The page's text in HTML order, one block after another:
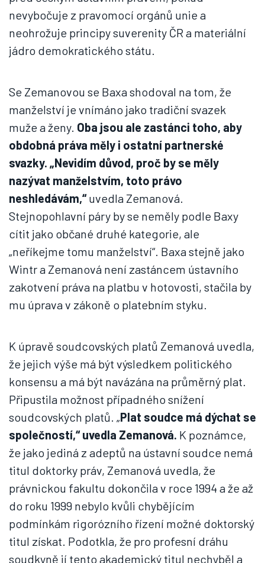
nevybočuje z pravomocí orgánů unie a
neohrožuje principy suverenity ČR a materiální
jádro demokratického státu.
Se Zemanovou se Baxa shodoval na tom, že
manželství je vnímáno jako tradiční svazek
muže a ženy. Oba jsou ale zastánci toho, aby
obdobná práva měly i ostatní partnerské
svazky. „Nevidím důvod, proč by se měly
nazývat manželstvím, toto právo
neshledávám,“uvedla Zemanová.
Stejnopohlavní páry by se neměly podle Baxy
cítit jako občané druhé kategorie, ale
„neříkejme tomu manželství“. Baxa stejně jako
Wintr a Zemanová není zastáncem ústavního
zakotvení práva na platbu v hotovosti, stačila by
mu úprava v zákoně o platebním styku.
K úpravě soudcovských platů Zemanová uvedla,
že jejich výše má být výsledkem politického
konsensu a má být navázána na průměrný plat.
Připustila možnost případného snížení
soudcovských platů. „Plat soudce má dýchat se
společností,“ uvedla Zemanová. K poznámce,
že jako jediná z adeptů na ústavní soudce nemá
titul doktorky práv, Zemanová uvedla, že
právnickou fakultu dokončila v roce 1994 a že až
do roku 1999 nebylo kvůli chybějícím
podmínkám rigorózního řízení možné doktorský
titul získat. Podotkla, že pro profesní dráhu
soudkyně jí tento akademický titul nechyběl a